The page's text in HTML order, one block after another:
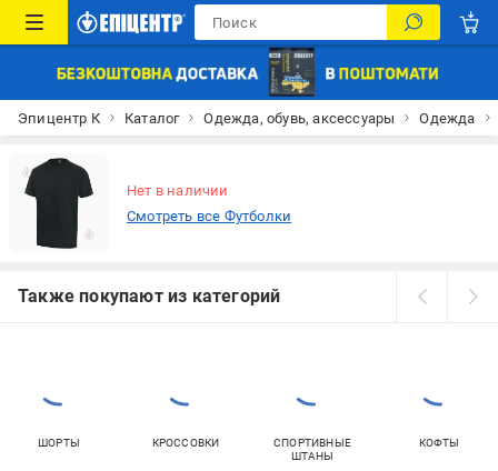
Эпицентр К Каталог Одежда, обувь, аксессуары Одежда
Нет в наличии
Смотреть все Футболки
Также покупают из категорий
ШОРТЫ КРОССОВКИ
СПОРТИВНЫЕ
ШТАНЫ
КОФТЫ